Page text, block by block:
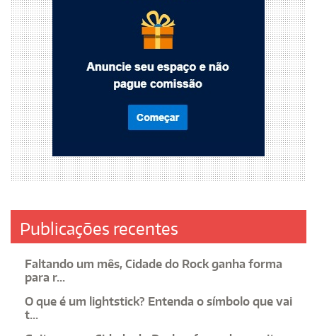
Publicações recentes
Faltando um mês, Cidade do Rock ganha forma
para r...
O que é um lightstick? Entenda o símbolo que vai
t...